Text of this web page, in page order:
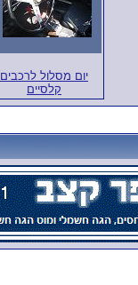
יום מסלול לרכבים
קלסיים